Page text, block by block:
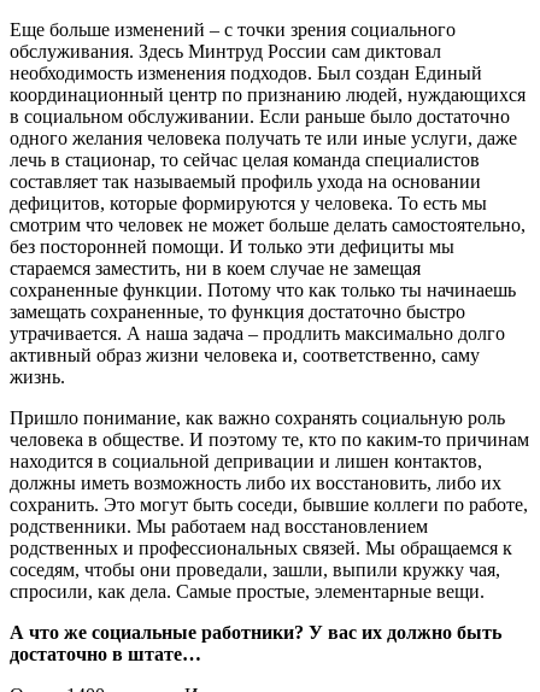
Еще больше изменений – с точки зрения социального
обслуживания. Здесь Минтруд России сам диктовал
необходимость изменения подходов. Был создан Единый
координационный центр по признанию людей, нуждающихся
в социальном обслуживании. Если раньше было достаточно
одного желания человека получать те или иные услуги, даже
лечь в стационар, то сейчас целая команда специалистов
составляет так называемый профиль ухода на основании
дефицитов, которые формируются у человека. То есть мы
смотрим что человек не может больше делать самостоятельно,
без посторонней помощи. И только эти дефициты мы
стараемся заместить, ни в коем случае не замещая
сохраненные функции. Потому что как только ты начинаешь
замещать сохраненные, то функция достаточно быстро
утрачивается. А наша задача – продлить максимально долго
активный образ жизни человека и, соответственно, саму
жизнь.
Пришло понимание, как важно сохранять социальную роль
человека в обществе. И поэтому те, кто по каким-то причинам
находится в социальной депривации и лишен контактов,
должны иметь возможность либо их восстановить, либо их
сохранить. Это могут быть соседи, бывшие коллеги по работе,
родственники. Мы работаем над восстановлением
родственных и профессиональных связей. Мы обращаемся к
соседям, чтобы они проведали, зашли, выпили кружку чая,
спросили, как дела. Самые простые, элементарные вещи.
А что же социальные работники? У вас их должно быть
достаточно в штате…